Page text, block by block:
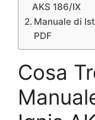
AKS 186/IX
Manuale di
PDF
Cosa